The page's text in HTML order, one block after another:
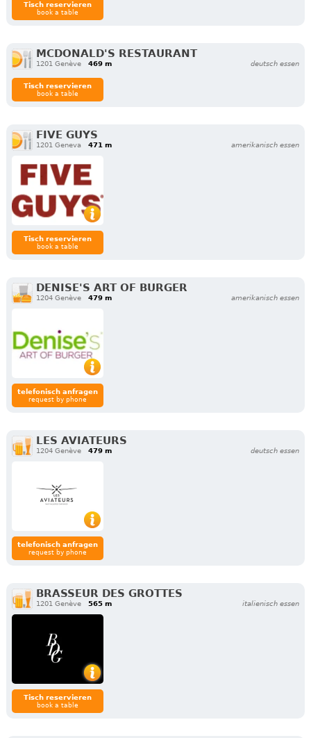
Tisch reservieren
book a table
MCDONALD'S RESTAURANT
1201 Genève 469 m deutsch essen
Tisch reservieren
book a table
FIVE GUYS
1201 Geneva 471 m amerikanisch essen
Tisch reservieren
book a table
DENISE'S ART OF BURGER
1204 Genève 479 m amerikanisch essen
telefonisch anfragen
request by phone
LES AVIATEURS
1204 Genève 479 m deutsch essen
telefonisch anfragen
request by phone
BRASSEUR DES GROTTES
1201 Genève 565 m italienisch essen
Tisch reservieren
book a table